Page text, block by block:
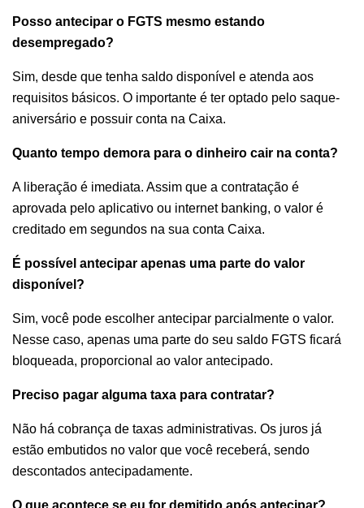
Posso antecipar o FGTS mesmo estando
desempregado?
Sim, desde que tenha saldo disponível e atenda aos
requisitos básicos. O importante é ter optado pelo saque-
aniversário e possuir conta na Caixa.
Quanto tempo demora para o dinheiro cair na conta?
A liberação é imediata. Assim que a contratação é
aprovada pelo aplicativo ou internet banking, o valor é
creditado em segundos na sua conta Caixa.
É possível antecipar apenas uma parte do valor
disponível?
Sim, você pode escolher antecipar parcialmente o valor.
Nesse caso, apenas uma parte do seu saldo FGTS ficará
bloqueada, proporcional ao valor antecipado.
Preciso pagar alguma taxa para contratar?
Não há cobrança de taxas administrativas. Os juros já
estão embutidos no valor que você receberá, sendo
descontados antecipadamente.
O que acontece se eu for demitido após antecipar?